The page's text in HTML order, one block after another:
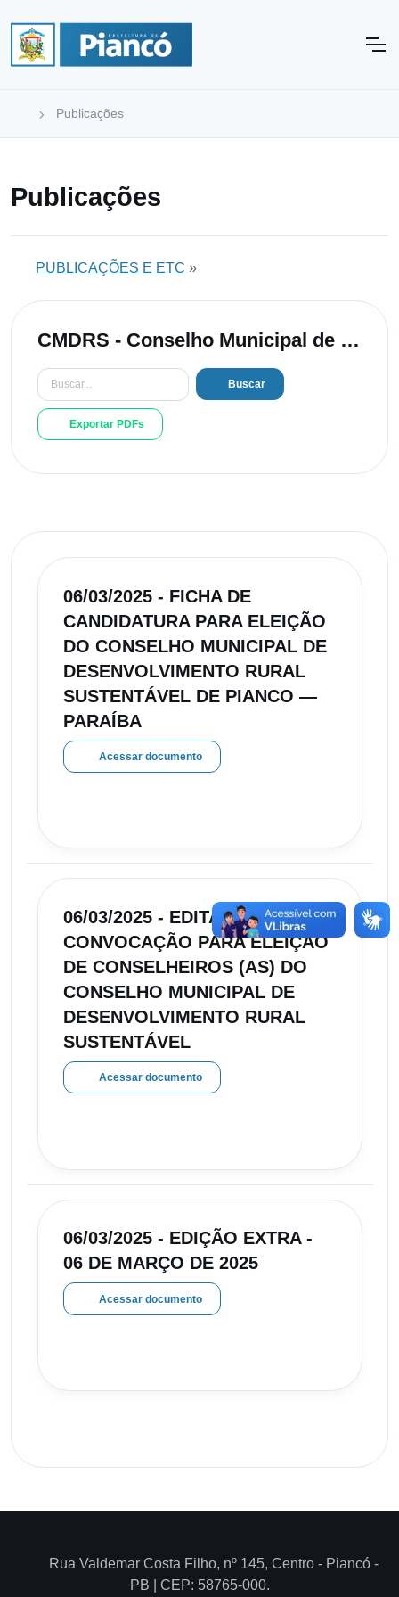
Publicações
Publicações
PUBLICAÇÕES E ETC »
CMDRS - Conselho Municipal de Desenvolvimento Rural Sustentável
Buscar
Exportar PDFs
06/03/2025 - FICHA DE
CANDIDATURA PARA ELEIÇÃO
DO CONSELHO MUNICIPAL DE
DESENVOLVIMENTO RURAL
SUSTENTÁVEL DE PIANCO —
PARAÍBA
Acessar documento
06/03/2025 - EDITAL DE
CONVOCAÇÃO PARA ELEIÇÃO
DE CONSELHEIROS (AS) DO
CONSELHO MUNICIPAL DE
DESENVOLVIMENTO RURAL
SUSTENTÁVEL
Acessar documento
06/03/2025 - EDIÇÃO EXTRA -
06 DE MARÇO DE 2025
Acessar documento
Rua Valdemar Costa Filho, nº 145, Centro - Piancó -
PB | CEP: 58765-000.